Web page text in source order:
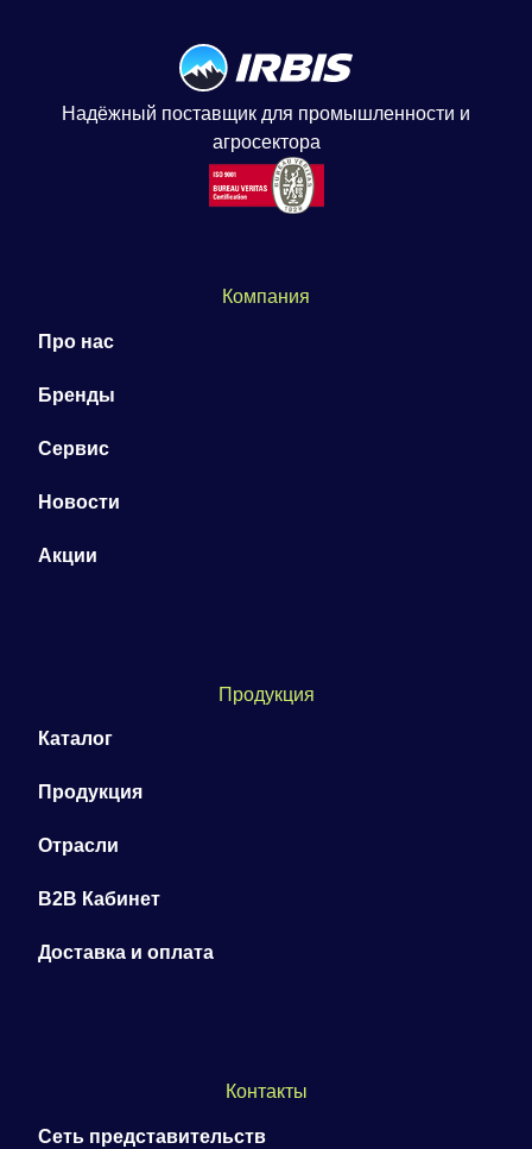
Надёжный поставщик для промышленности и
агросектора
Компания
Про нас
Бренды
Сервис
Новости
Акции
Продукция
Каталог
Продукция
Отрасли
B2B Кабинет
Доставка и оплата
Контакты
Сеть представительств